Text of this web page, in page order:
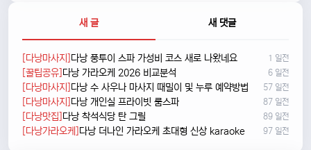
새 글 새 댓글
[다낭마사지]다낭 풍투이 스파 가성비 코스 새로 나왔네요 1 일전
[꿀팁공유]다낭 가라오케 2026 비교분석 6 일전
[다낭마사지]다낭 수 사우나 마사지 때밀이 및 누루 예약방법 57 일전
[다낭마사지]다낭 개인실 프라이빗 룸스파 87 일전
[다낭맛집]다낭 착석식당 탄 그릴 89 일전
[다낭가라오케]다낭 더나인 가라오케 초대형 신상 karaoke 97 일전